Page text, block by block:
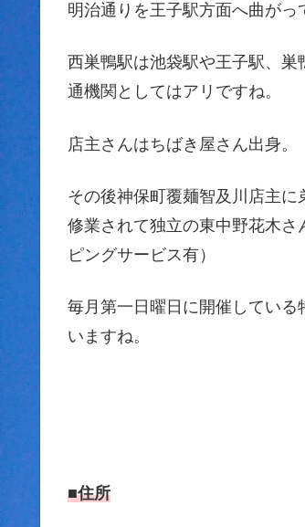
明治通りを王子駅方面へ曲がっ
西巣鴨駅は池袋駅や王子駅、
通機関としてはアリですね。
店主さんはちばき屋さん出身。
その後神保町覆麺智及川店主
修業されて独立の東中野花木
ピングサービス有）
毎月第一日曜日に開催してい
いますね。
■住所